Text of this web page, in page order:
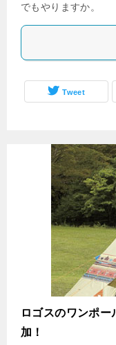
でもやりますか。
Tweet
ロゴスのワンポ
加！